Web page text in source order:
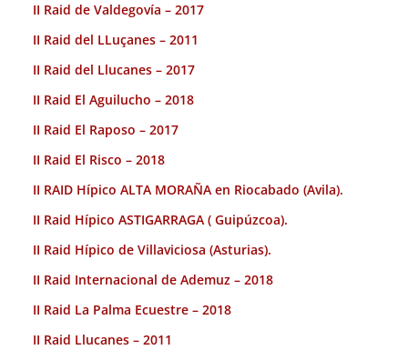
II Raid de Valdegovía – 2017
II Raid del LLuçanes – 2011
II Raid del Llucanes – 2017
II Raid El Aguilucho – 2018
II Raid El Raposo – 2017
II Raid El Risco – 2018
II RAID Hípico ALTA MORAÑA en Riocabado (Avila).
II Raid Hípico ASTIGARRAGA ( Guipúzcoa).
II Raid Hípico de Villaviciosa (Asturias).
II Raid Internacional de Ademuz – 2018
II Raid La Palma Ecuestre – 2018
II Raid Llucanes – 2011